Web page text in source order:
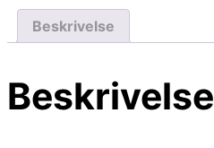
Beskrivelse
Beskrivelse